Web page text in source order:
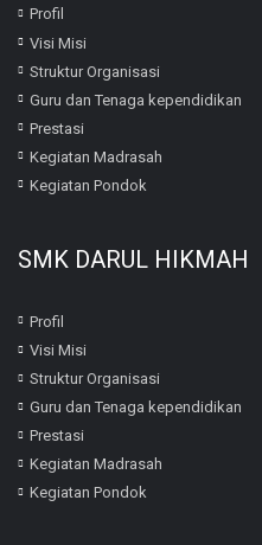
Profil
Visi Misi
Struktur Organisasi
Guru dan Tenaga kependidikan
Prestasi
Kegiatan Madrasah
Kegiatan Pondok
SMK DARUL HIKMAH
Profil
Visi Misi
Struktur Organisasi
Guru dan Tenaga kependidikan
Prestasi
Kegiatan Madrasah
Kegiatan Pondok